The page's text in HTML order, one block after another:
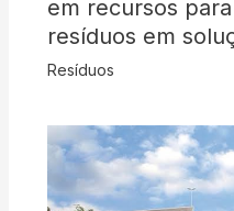
em recursos
resíduos em
Resíduos